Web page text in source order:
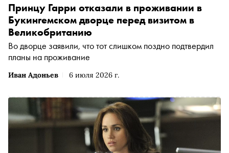
Иван Адоньев 6 июля 2026 г.
Принцу Гарри отказали в проживании в
Букингемском дворце перед визитом в
Великобританию
Во дворце заявили, что тот слишком поздно подтвердил
планы на проживание